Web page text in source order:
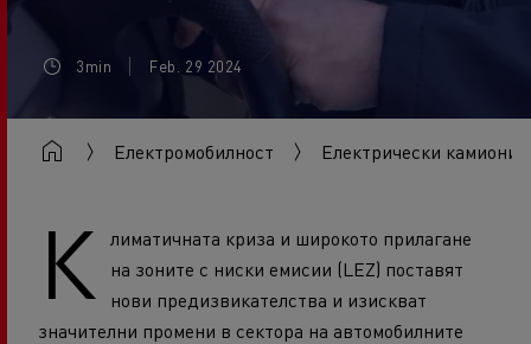
3min Feb. 29 2024
Eлектромобилност Електрически камиони
К
лиматичната криза и широкото прилагане
на зоните с ниски емисии (LEZ) поставят
нови предизвикателства и изискват
значителни промени в сектора на автомобилните